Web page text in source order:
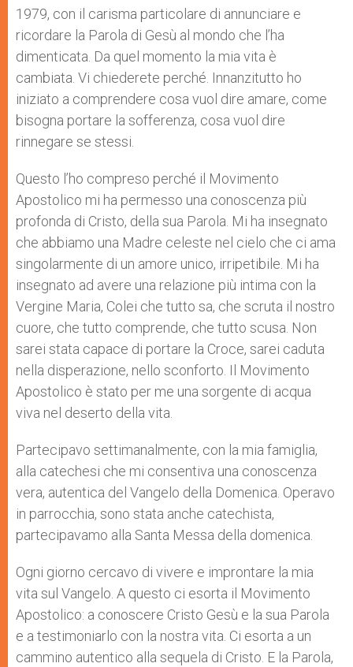
1979, con il carisma particolare di annunciare e
ricordare la Parola di Gesù al mondo che l’ha
dimenticata. Da quel momento la mia vita è
cambiata. Vi chiederete perché. Innanzitutto ho
iniziato a comprendere cosa vuol dire amare, come
bisogna portare la sofferenza, cosa vuol dire
rinnegare se stessi.
Questo l’ho compreso perché il Movimento
Apostolico mi ha permesso una conoscenza più
profonda di Cristo, della sua Parola. Mi ha insegnato
che abbiamo una Madre celeste nel cielo che ci ama
singolarmente di un amore unico, irripetibile. Mi ha
insegnato ad avere una relazione più intima con la
Vergine Maria, Colei che tutto sa, che scruta il nostro
cuore, che tutto comprende, che tutto scusa. Non
sarei stata capace di portare la Croce, sarei caduta
nella disperazione, nello sconforto. Il Movimento
Apostolico è stato per me una sorgente di acqua
viva nel deserto della vita.
Partecipavo settimanalmente, con la mia famiglia,
alla catechesi che mi consentiva una conoscenza
vera, autentica del Vangelo della Domenica. Operavo
in parrocchia, sono stata anche catechista,
partecipavamo alla Santa Messa della domenica.
Ogni giorno cercavo di vivere e improntare la mia
vita sul Vangelo. A questo ci esorta il Movimento
Apostolico: a conoscere Cristo Gesù e la sua Parola
e a testimoniarlo con la nostra vita. Ci esorta a un
cammino autentico alla sequela di Cristo. E la Parola,